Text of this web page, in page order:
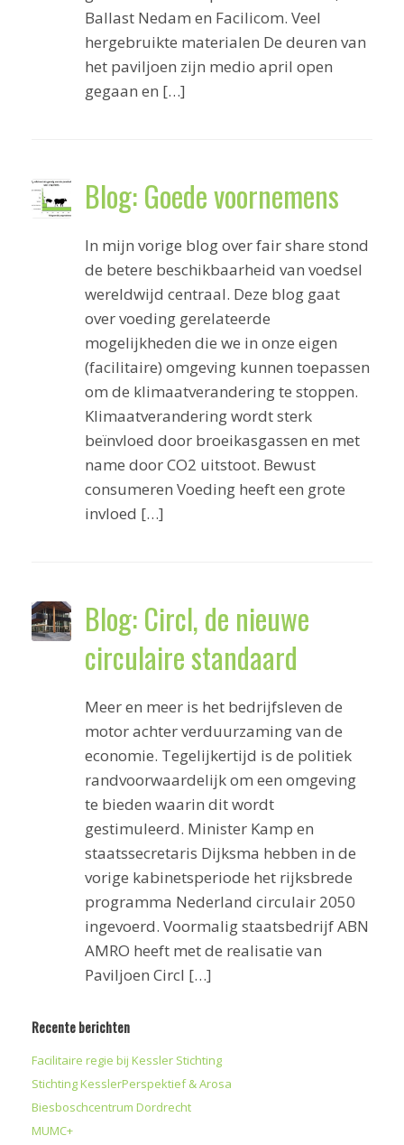
Ballast Nedam en Facilicom. Veel
hergebruikte materialen De deuren van
het paviljoen zijn medio april open
gegaan en […]
Blog: Goede voornemens
In mijn vorige blog over fair share stond
de betere beschikbaarheid van voedsel
wereldwijd centraal. Deze blog gaat
over voeding gerelateerde
mogelijkheden die we in onze eigen
(facilitaire) omgeving kunnen toepassen
om de klimaatverandering te stoppen.
Klimaatverandering wordt sterk
beïnvloed door broeikasgassen en met
name door CO2 uitstoot. Bewust
consumeren Voeding heeft een grote
invloed […]
Blog: Circl, de nieuwe
circulaire standaard
Meer en meer is het bedrijfsleven de
motor achter verduurzaming van de
economie. Tegelijkertijd is de politiek
randvoorwaardelijk om een omgeving
te bieden waarin dit wordt
gestimuleerd. Minister Kamp en
staatssecretaris Dijksma hebben in de
vorige kabinetsperiode het rijksbrede
programma Nederland circulair 2050
ingevoerd. Voormalig staatsbedrijf ABN
AMRO heeft met de realisatie van
Paviljoen Circl […]
Recente berichten
Facilitaire regie bij Kessler Stichting
Stichting KesslerPerspektief & Arosa
Biesboschcentrum Dordrecht
MUMC+